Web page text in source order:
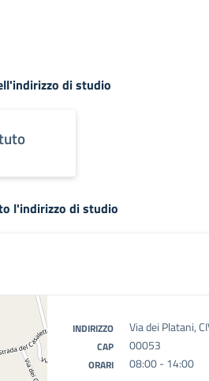
di studio
l'indirizzo di studio
INDIRIZZO Via dei Platani,
CAP 00053
ORARI 08:00 - 14:00